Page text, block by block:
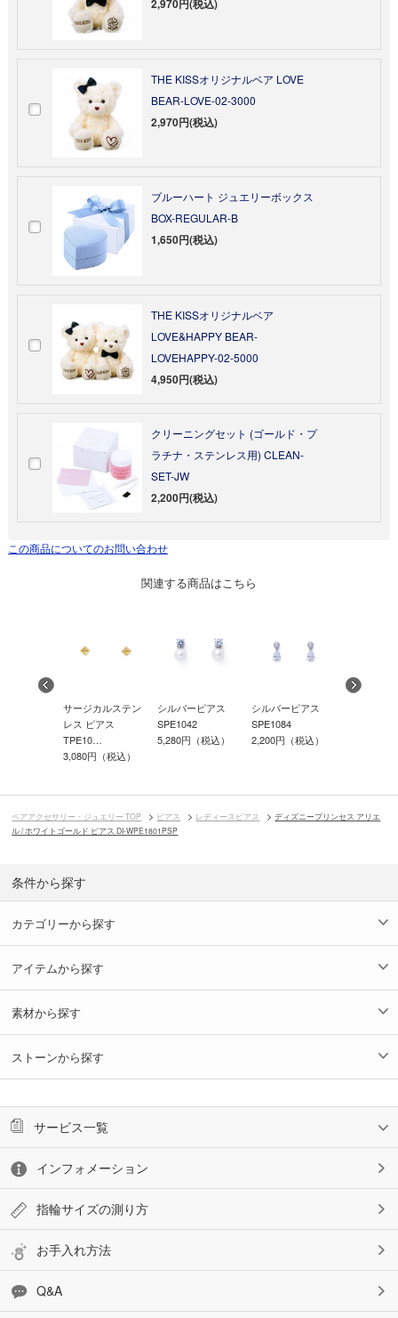
2,970円(税込)
THE KISSオリジナルベア LOVE
BEAR-LOVE-02-3000
2,970円(税込)
ブルーハート ジュエリーボックス
BOX-REGULAR-B
1,650円(税込)
THE KISSオリジナルベア
LOVE&HAPPY BEAR-
LOVEHAPPY-02-5000
4,950円(税込)
クリーニングセット (ゴールド・プ
ラチナ・ステンレス用) CLEAN-
SET-JW
2,200円(税込)
この商品についてのお問い合わせ
関連する商品はこちら
サージカルステン
レス ピアス
TPE10…
3,080円（税込）
シルバーピアス
SPE1042
5,280円（税込）
シルバーピアス
SPE1084
2,200円（税込）
ペアアクセサリー・ジュエリー TOP ピアス レディースピアス
ディズニープリンセス アリエ
ル / ホワイトゴールド ピアス DI-WPE1801PSP
条件から探す
カテゴリーから探す
アイテムから探す
素材から探す
ストーンから探す
サービス一覧
インフォメーション
指輪サイズの測り方
お手入れ方法
Q&A